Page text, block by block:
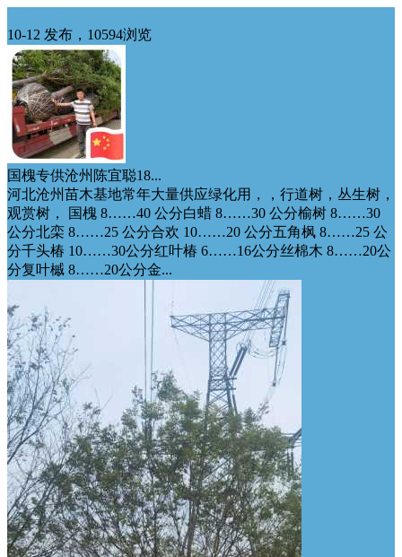
10-12 发布，10594浏览
国槐专供沧州陈宜聪18...
河北沧州苗木基地常年大量供应绿化用，，行道树，丛生树，
观赏树， 国槐 8……40 公分白蜡 8……30 公分榆树 8……30
公分北栾 8……25 公分合欢 10……20 公分五角枫 8……25 公
分千头椿 10……30公分红叶椿 6……16公分丝棉木 8……20公
分复叶槭 8……20公分金...